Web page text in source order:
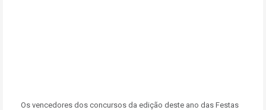
Os vencedores dos concursos da edição deste ano das Festas